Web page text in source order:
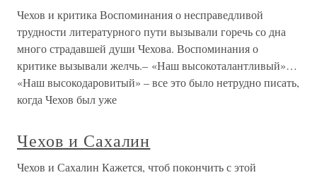
Чехов и критика Воспоминания о несправедливой
трудности литературного пути вызывали горечь со дна
много страдавшей души Чехова. Воспоминания о
критике вызывали желчь.– «Наш высокоталантливый»…
«Наш высокодаровитый» – все это было нетрудно писать,
когда Чехов был уже
Чехов и Сахалин
Чехов и Сахалин Кажется, чтоб покончить с этой